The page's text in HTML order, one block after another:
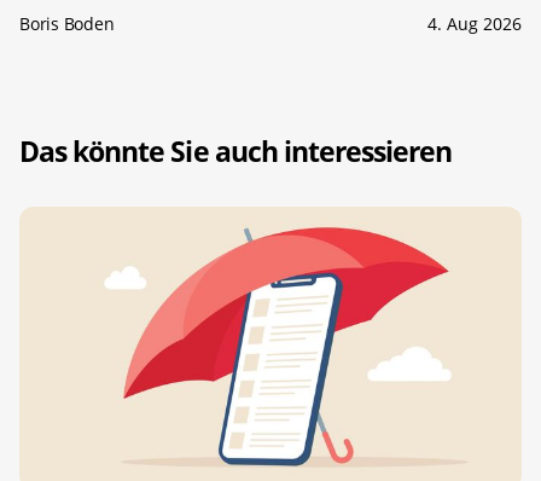
Boris Boden 4. Aug 2026
Das könnte Sie auch interessieren